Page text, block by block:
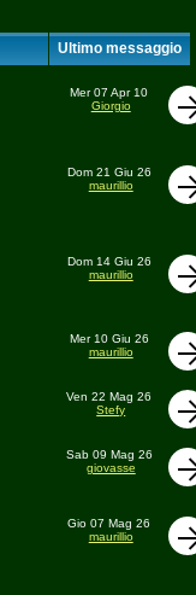
Ultimo messaggio
Mer 07 Apr 10
Giorgio
Dom 21 Giu 26
maurillio
Dom 14 Giu 26
maurillio
Mer 10 Giu 26
maurillio
Ven 22 Mag 26
Stefy
Sab 09 Mag 26
giovasse
Gio 07 Mag 26
maurillio